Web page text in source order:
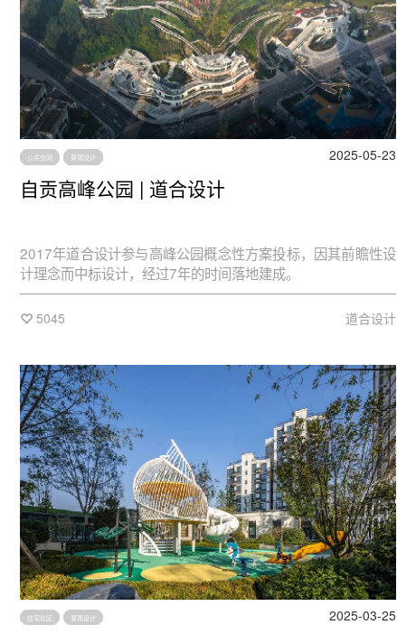
公共空间 景观设计 2025-05-23
自贡高峰公园 | 道合设计
2017年道合设计参与高峰公园概念性方案投标，因其前瞻性设
计理念而中标设计，经过7年的时间落地建成。
5045 道合设计
住宅社区 景观设计 2025-03-25